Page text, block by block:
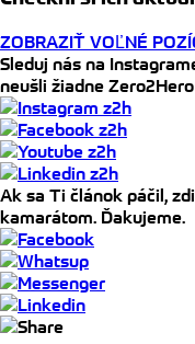
ZOBRAZIŤ VOĽNÉ
Sleduj nás na
neušli žiadne
Ak sa Ti článok páčil,
kamarátom. Ďakujeme.